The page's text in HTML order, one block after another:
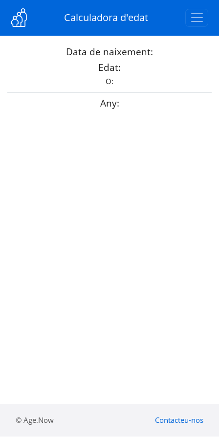
Calculadora d'edat
Data de naixement:
Edat:
O:
Any:
© Age.Now Contacteu-nos